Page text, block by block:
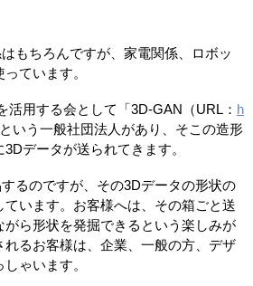
もちろんですが、家電関係、ロボッ
ています。
活用する会として「3D-GAN（URL： h
いう一般社団法人があり、そこの造形
データが送られてきます。
るのですが、その3Dデータの形状の
ています。お客様へは、その箱ごと送
がら形状を発掘できるという楽しみが
れるお客様は、企業、一般の方、デザ
ゃいます。